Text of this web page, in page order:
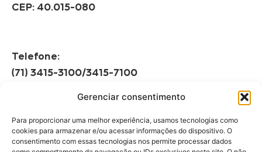
Gerenciar consentimento
Para proporcionar uma melhor experiência, usamos tecnologias como
cookies para armazenar e/ou acessar informações do dispositivo. O
consentimento com essas tecnologias nos permite processar dados
CEP: 40.015-080
Telefone:
(71) 3415-3100/3415-7100
Horário de Funcionamento:
08h às 12h | 13h às 17h